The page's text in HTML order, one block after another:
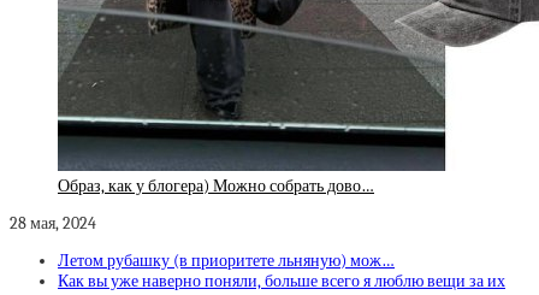
Образ, как у блогера) Можно собрать дово…
28 мая, 2024
Летом рубашку (в приоритете льняную) мож…
Как вы уже наверно поняли, больше всего я люблю вещи за их